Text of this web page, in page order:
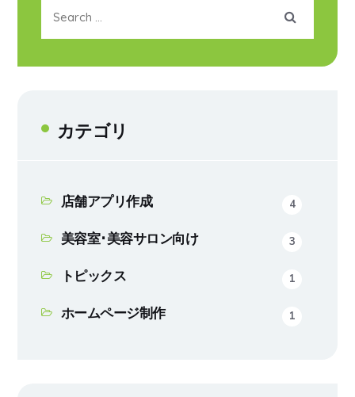
カテゴリ
店舗アプリ作成 4
美容室･美容サロン向け 3
トピックス 1
ホームページ制作 1